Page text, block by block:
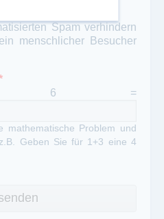
Spam verhindern
menschlicher Besucher
6 =
mathematische Problem und
Geben Sie für 1+3 eine 4